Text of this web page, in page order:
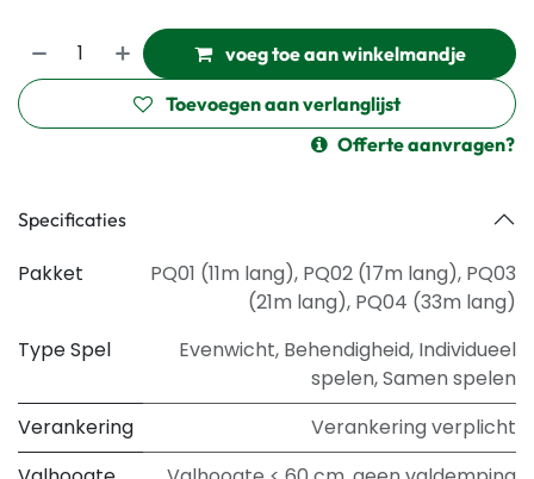
voeg toe aan winkelmandje
Toevoegen aan verlanglijst
Offerte aanvragen?
Specificaties
Pakket PQ01 (11m lang), PQ02 (17m lang), PQ03
(21m lang), PQ04 (33m lang)
Type Spel
Evenwicht, Behendigheid, Individueel
spelen,Samen spelen
Verankering
Verankering verplicht